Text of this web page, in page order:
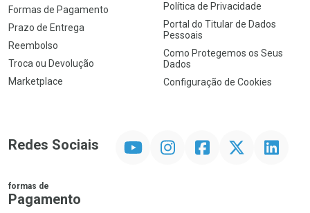
Formas de Pagamento
Prazo de Entrega
Reembolso
Troca ou Devolução
Marketplace
Política de Privacidade
Portal do Titular de Dados
Pessoais
Como Protegemos os Seus
Dados
Configuração de Cookies
Redes Sociais InstagramFacebookTwitter Linkedin
formas de
Pagamento